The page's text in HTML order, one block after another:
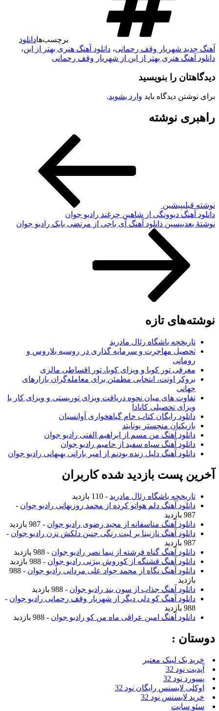
برچسب‌هادانلود
آهنگ جدید شهریار وقف رحمانی، دانلود آهنگ هنری بهتر از این،
دانلود آهنگ هنری بهتر از این از شهریار وقف رحمانی
دیدگاهتان را بنویسید
برای نوشتن دیدگاه باید وارد بشوید.
راهبری نوشته
نوشته قبلیپیشین
دانلود آهنگ دیوونگی از شاهین چرغند رادیو جوان
نوشته‌ٔ بعدیپسین دانلود آهنگ آی باجی از مرتضی بابک رادیو جوان
نوشته‌های تازه
تاریخچه باشگاه رئال مادرید
تحصیل مهاجرت و سرمایه گذاری در روسیه بلاروس و
رومانی
معرفی تور کوبا و ویزای کوبا، تور اقساطی مالزی
بروکر اوتت، انتخابی مطمئن برای معامله‌گران بازارهای
جهانی
تفاوت های میان نحوه دریافت ویزای توریستی و ویزای کار با
ویزای تحصیلی کانادا
دانلود رایگان کتاب خام گیاهخواری آوانسیان
بازیکنان منچستر یونایتد
دانلود آهنگ من مسم از ابراهیم الفتی رادیو جوان
دانلود آهنگ سیاه سفید از حامیم رادیو جوان
دانلود آهنگ دلیل زنده بودنم از امیر بارانی بهبهانی رادیو جوان
آخرین پست بازدید شده کاربران
تاریخچه باشگاه رئال مادرید - 110 بازدید
دانلود آهنگ دلم هواتو کرده از محمد روزبهانی رادیو جوان -
987 بازدید
دانلود آهنگ متاسفانه از مجید رضوی رادیو جوان - 987 بازدید
دانلود آهنگ نازنینا بر لبت رنگی چنین دلکش نزن رادیو جوان -
987 بازدید
دانلود آهنگ گناه فرشته از نیما نصر رادیو جوان - 988 بازدید
دانلود آهنگ قشنگه از کوروش بیژنی رادیو جوان - 988 بازدید
دانلود آهنگ نگاه از محمد جواد علی مردانی رادیو جوان
- 988
بازدید
دانلود آهنگ جذاب از سون بند رادیو جوان - 988 بازدید
دانلود آهنگ کو دلی دیگر از شهریار وقف رحمانی رادیو جوان -
988 بازدید
دانلود آهنگ امین عراقی ماه من کو رادیو جوان - 988 بازدید
دوستان :
خرید بک لینک معتبر
آپدیت نود 32
پسورد نود 32
اوکلی لایسنس رایگان نود 32
خرید لایسنس نود 32
سئو سایت